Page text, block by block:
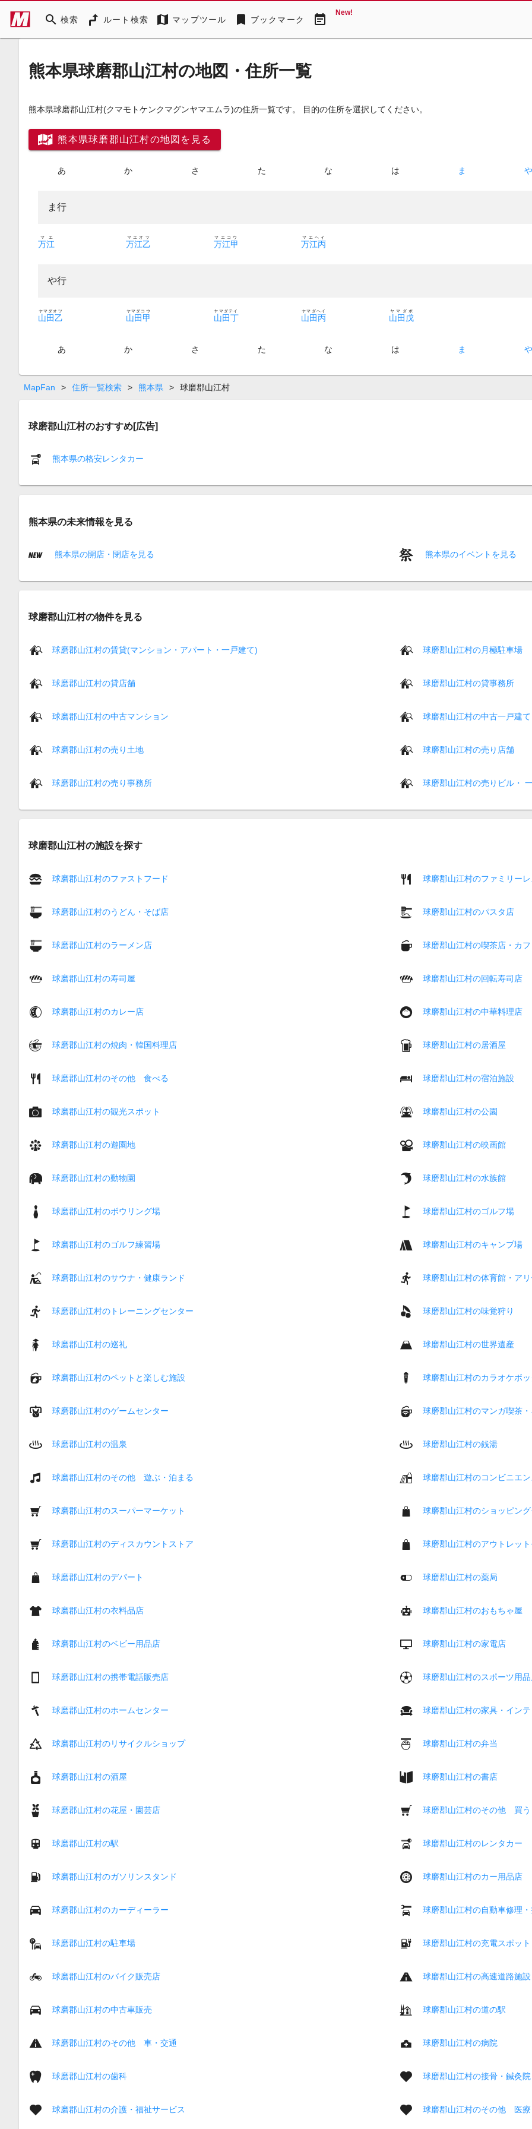
search 検索 ルート検索 map マップツール bookmark ブックマーク event_note New!
熊本県球磨郡山江村の地図・住所一覧
熊本県球磨郡山江村(クマモトケンクマグンヤマエムラ)の住所一覧です。 目的の住所を選択してください。
熊本県球磨郡山江村の地図を見る
あ か さ た な は ま
ま行
万江
マエ
万江乙
マエオツ
万江甲
マエコウ
万江丙
マエヘイ
や行
山田乙
ヤマダオツ
山田甲
ヤマダコウ
山田丁
ヤマダテイ
山田丙
ヤマダヘイ
山田戊
ヤマダボ
あ か さ た な は ま
MapFan > 住所一覧検索 > 熊本県 > 球磨郡山江村
球磨郡山江村のおすすめ[広告]
熊本県の格安レンタカー
熊本県の未来情報を見る
熊本県の開店・閉店を見る 熊本県のイベントを見る
球磨郡山江村の物件を見る
球磨郡山江村の賃貸(マンション・アパート・一戸建て) 球磨郡山江村の月極駐車場
球磨郡山江村の貸店舗 球磨郡山江村の貸事務所
球磨郡山江村の中古マンション 球磨郡山江村の中古一戸建て
球磨郡山江村の売り土地 球磨郡山江村の売り店舗
球磨郡山江村の売り事務所 球磨郡山江村の売りビル・
球磨郡山江村の施設を探す
球磨郡山江村のファストフード 球磨郡山江村のファミリー
球磨郡山江村のうどん・そば店 球磨郡山江村のパスタ店
球磨郡山江村のラーメン店 球磨郡山江村の喫茶店・カ
球磨郡山江村の寿司屋 球磨郡山江村の回転寿司店
球磨郡山江村のカレー店 球磨郡山江村の中華料理店
球磨郡山江村の焼肉・韓国料理店 球磨郡山江村の居酒屋
球磨郡山江村のその他 食べる 球磨郡山江村の宿泊施設
球磨郡山江村の観光スポット 球磨郡山江村の公園
球磨郡山江村の遊園地 球磨郡山江村の映画館
球磨郡山江村の動物園 球磨郡山江村の水族館
球磨郡山江村のボウリング場 球磨郡山江村のゴルフ場
球磨郡山江村のゴルフ練習場 球磨郡山江村のキャンプ場
球磨郡山江村のサウナ・健康ランド 球磨郡山江村の体育館・ア
球磨郡山江村のトレーニングセンター 球磨郡山江村の味覚狩り
球磨郡山江村の巡礼 球磨郡山江村の世界遺産
球磨郡山江村のペットと楽しむ施設 球磨郡山江村のカラオケボ
球磨郡山江村のゲームセンター 球磨郡山江村のマンガ喫茶
球磨郡山江村の温泉 球磨郡山江村の銭湯
球磨郡山江村のその他 遊ぶ・泊まる 球磨郡山江村のコンビニエ
球磨郡山江村のスーパーマーケット 球磨郡山江村のショッピン
球磨郡山江村のディスカウントストア 球磨郡山江村のアウトレッ
球磨郡山江村のデパート 球磨郡山江村の薬局
球磨郡山江村の衣料品店 球磨郡山江村のおもちゃ屋
球磨郡山江村のベビー用品店 球磨郡山江村の家電店
球磨郡山江村の携帯電話販売店 球磨郡山江村のスポーツ用
球磨郡山江村のホームセンター 球磨郡山江村の家具・イン
球磨郡山江村のリサイクルショップ 球磨郡山江村の弁当
球磨郡山江村の酒屋 球磨郡山江村の書店
球磨郡山江村の花屋・園芸店 球磨郡山江村のその他 買う
球磨郡山江村の駅 球磨郡山江村のレンタカー
球磨郡山江村のガソリンスタンド 球磨郡山江村のカー用品店
球磨郡山江村のカーディーラー 球磨郡山江村の自動車修理
球磨郡山江村の駐車場 球磨郡山江村の充電スポット
球磨郡山江村のバイク販売店 球磨郡山江村の高速道路施設
球磨郡山江村の中古車販売 球磨郡山江村の道の駅
球磨郡山江村のその他 車・交通 球磨郡山江村の病院
球磨郡山江村の歯科 球磨郡山江村の接骨・鍼灸院
球磨郡山江村の介護・福祉サービス 球磨郡山江村のその他 医療